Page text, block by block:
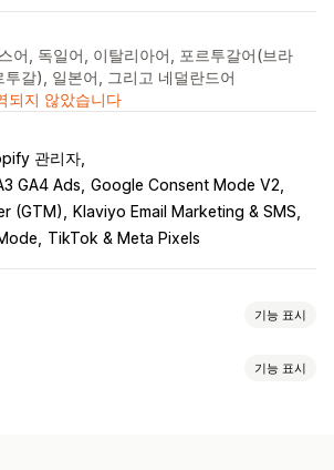
어, 독일어, 이탈리아어, 포르투갈어(브라
갈), 일본어, 그리고 네덜란드어
되지 않았습니다
관리자
GA4 Ads Google Consent Mode V2
(GTM)
Klaviyo Email Marketing & SMS
TikTok & Meta Pixels
기능 표시
기능 표시